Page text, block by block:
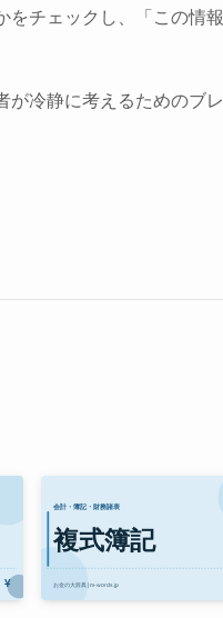
をチェックし、「この情報
が冷静に考えるためのブレ